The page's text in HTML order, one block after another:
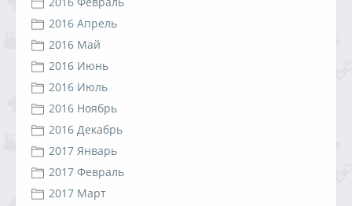
2016 Апрель
2016 Май
2016 Июнь
2016 Июль
2016 Ноябрь
2016 Декабрь
2017 Январь
2017 Февраль
2017 Март